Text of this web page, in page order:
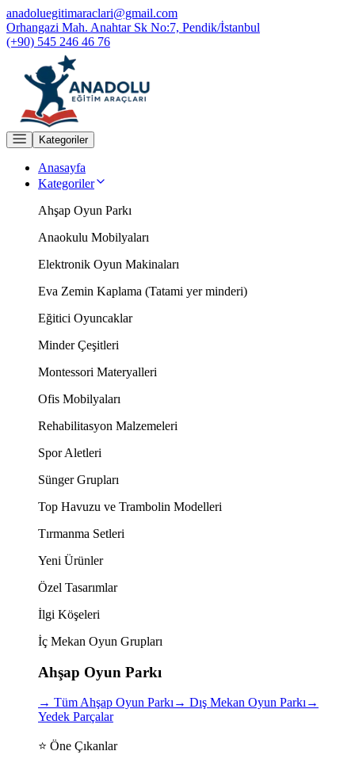
anadoluegitimaraclari@gmail.com
Orhangazi Mah. Anahtar Sk No:7, Pendik/İstanbul
(+90) 545 246 46 76
Kategoriler
Anasayfa
Kategoriler
Ahşap Oyun Parkı
Anaokulu Mobilyaları
Elektronik Oyun Makinaları
Eva Zemin Kaplama (Tatami yer minderi)
Eğitici Oyuncaklar
Minder Çeşitleri
Montessori Materyalleri
Ofis Mobilyaları
Rehabilitasyon Malzemeleri
Spor Aletleri
Sünger Grupları
Top Havuzu ve Trambolin Modelleri
Tırmanma Setleri
Yeni Ürünler
Özel Tasarımlar
İlgi Köşeleri
İç Mekan Oyun Grupları
Ahşap Oyun Parkı
→ Tüm Ahşap Oyun Parkı→ Dış Mekan Oyun Parkı→
Yedek Parçalar
⭐ Öne Çıkanlar